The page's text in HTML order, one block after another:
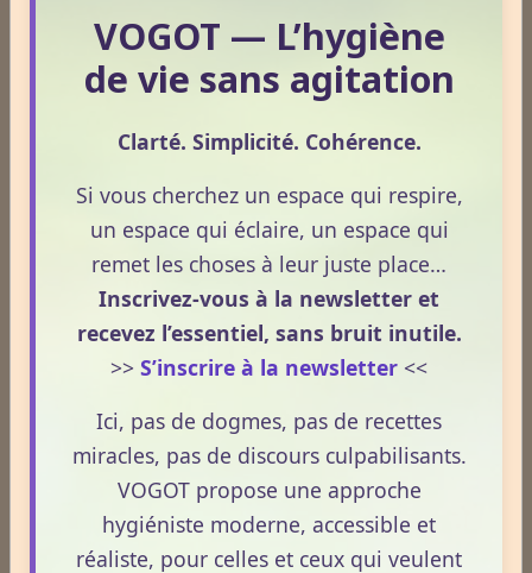
Dernières newsletters
Newsletter #313 - juillet 2026
Newsletter #312 - juin 2026
Newsletter #311 - mai 2026
Newsletter #310 - avril 2026
Newsletter #309 - mars 2026
ESPACE PUBLICITAIRE
Format : 300 × 600 px
Emplacement disponible
Cliquez ici pour consulter les
tarifs.
VOGOT — L’hygiène
de vie sans agitation
Clarté. Simplicité. Cohérence.
Si vous cherchez un espace qui respire,
un espace qui éclaire, un espace qui
remet les choses à leur juste place…
Inscrivez-vous à la newsletter et
recevez l’essentiel, sans bruit inutile.
>> S’inscrire à la newsletter <<
Ici, pas de dogmes, pas de recettes
miracles, pas de discours culpabilisants.
VOGOT propose une approche
hygiéniste moderne, accessible et
réaliste, pour celles et ceux qui veulent